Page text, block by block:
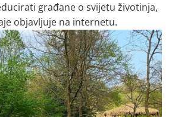
građane o svijetu životinja,
objavljuje na internetu.